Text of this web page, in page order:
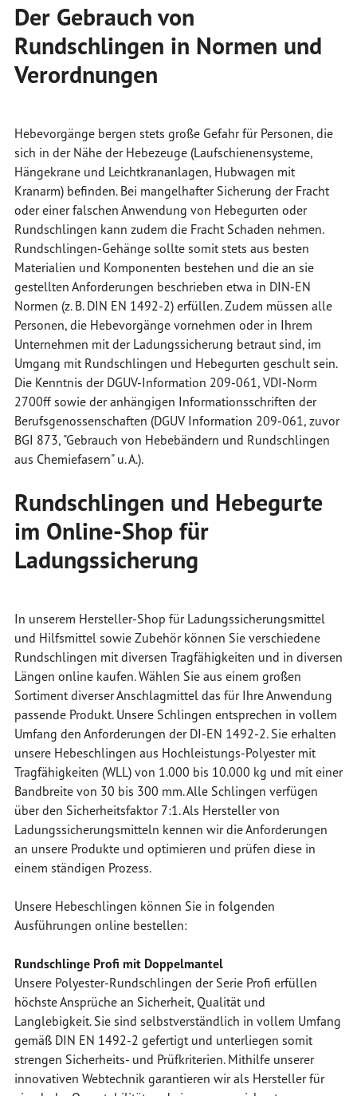
Der Gebrauch von
Rundschlingen in Normen und
Verordnungen
Hebevorgänge bergen stets große Gefahr für Personen, die
sich in der Nähe der Hebezeuge (Laufschienensysteme,
Hängekrane und Leichtkrananlagen, Hubwagen mit
Kranarm) befinden. Bei mangelhafter Sicherung der Fracht
oder einer falschen Anwendung von Hebegurten oder
Rundschlingen kann zudem die Fracht Schaden nehmen.
Rundschlingen-Gehänge sollte somit stets aus besten
Materialien und Komponenten bestehen und die an sie
gestellten Anforderungen beschrieben etwa in DIN-EN
Normen (z. B. DIN EN 1492-2) erfüllen. Zudem müssen alle
Personen, die Hebevorgänge vornehmen oder in Ihrem
Unternehmen mit der Ladungssicherung betraut sind, im
Umgang mit Rundschlingen und Hebegurten geschult sein.
Die Kenntnis der DGUV-Information 209-061, VDI-Norm
2700ff sowie der anhängigen Informationsschriften der
Berufsgenossenschaften (DGUV Information 209-061, zuvor
BGI 873, "Gebrauch von Hebebändern und Rundschlingen
aus Chemiefasern" u. A.).
Rundschlingen und Hebegurte
im Online-Shop für
Ladungssicherung
In unserem Hersteller-Shop für Ladungssicherungsmittel
und Hilfsmittel sowie Zubehör können Sie verschiedene
Rundschlingen mit diversen Tragfähigkeiten und in diversen
Längen online kaufen. Wählen Sie aus einem großen
Sortiment diverser Anschlagmittel das für Ihre Anwendung
passende Produkt. Unsere Schlingen entsprechen in vollem
Umfang den Anforderungen der DI-EN 1492-2. Sie erhalten
unsere Hebeschlingen aus Hochleistungs-Polyester mit
Tragfähigkeiten (WLL) von 1.000 bis 10.000 kg und mit einer
Bandbreite von 30 bis 300 mm. Alle Schlingen verfügen
über den Sicherheitsfaktor 7:1. Als Hersteller von
Ladungssicherungsmitteln kennen wir die Anforderungen
an unsere Produkte und optimieren und prüfen diese in
einem ständigen Prozess.
Unsere Hebeschlingen können Sie in folgenden
Ausführungen online bestellen:
Rundschlinge Profi mit Doppelmantel
Unsere Polyester-Rundschlingen der Serie Profi erfüllen
höchste Ansprüche an Sicherheit, Qualität und
Langlebigkeit. Sie sind selbstverständlich in vollem Umfang
gemäß DIN EN 1492-2 gefertigt und unterliegen somit
strengen Sicherheits- und Prüfkriterien. Mithilfe unserer
innovativen Webtechnik garantieren wir als Hersteller für